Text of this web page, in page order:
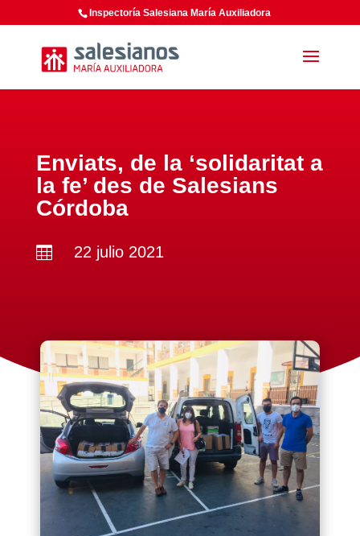
Inspectoría Salesiana María Auxiliadora
Enviats, de la ‘solidaritat a
la fe’ des de Salesians
Córdoba
 22 julio 2021